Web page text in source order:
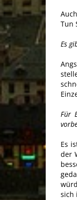
Tun
Es
Für
Es
der
sich